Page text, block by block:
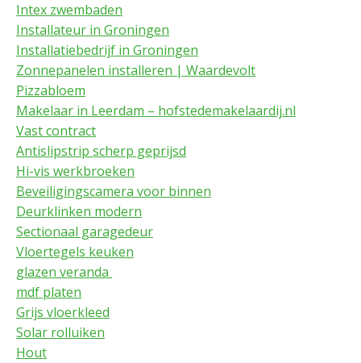
Intex zwembaden
Installateur in Groningen
Installatiebedrijf in Groningen
Zonnepanelen installeren | Waardevolt
Pizzabloem
Makelaar in Leerdam – hofstedemakelaardij.nl
Vast contract
Antislipstrip scherp geprijsd
Hi-vis werkbroeken
Beveiligingscamera voor binnen
Deurklinken modern
Sectionaal garagedeur
Vloertegels keuken
glazen veranda
mdf platen
Grijs vloerkleed
Solar rolluiken
Hout